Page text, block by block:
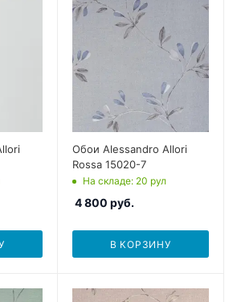
Обои Alessandro Allori
Rossa 15020-7
На складе: 20 рул
4 800 руб.
В КОРЗИНУ